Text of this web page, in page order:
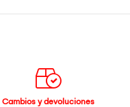
Cambios y devoluciones